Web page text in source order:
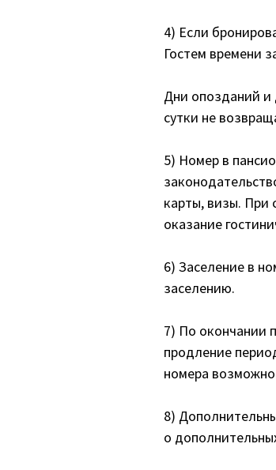
4) Если
Гостем времени
Дни опозданий и
сутки не
5) Номер в
карты, визы. При
оказание
6) Заселение в
заселению.
7) По окончании
продление
номера
8)
о